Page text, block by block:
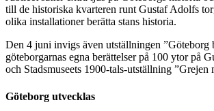
till de historiska kvarteren runt Gustaf Adolfs
olika installationer berätta stans historia.
Den 4 juni invigs även utställningen ”Göteborg
göteborgarnas egna berättelser på 100 ytor på
och Stadsmuseets 1900-tals-utställning ”Grejen
Göteborg utvecklas